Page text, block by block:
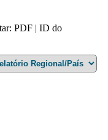
PDF | ID do